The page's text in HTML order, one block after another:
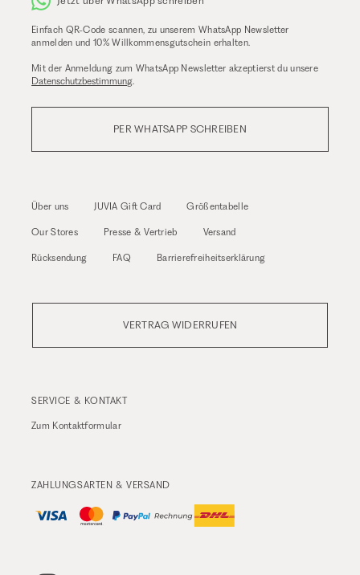
Einfach QR-Code scannen, zu unserem WhatsApp Newsletter
anmelden und 10% Willkommensgutschein erhalten.
Mit der Anmeldung zum WhatsApp Newsletter akzeptierst du unsere
Datenschutzbestimmung.
PER WHATSAPP SCHREIBEN
Über uns JUVIA Gift Card Größentabelle
Our Stores Presse & Vertrieb Versand
Rücksendung FAQ Barrierefreiheitserklärung
VERTRAG WIDERRUFEN
SERVICE & KONTAKT
Zum Kontaktformular
ZAHLUNGSARTEN & VERSAND